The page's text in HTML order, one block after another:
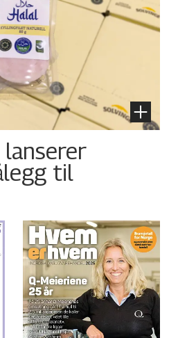
til